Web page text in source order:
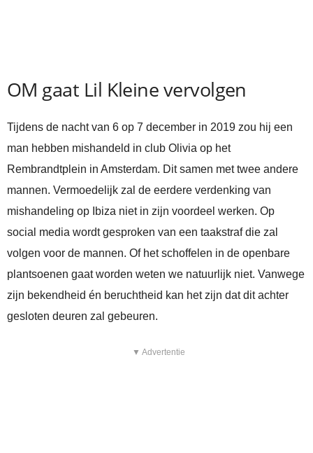
OM gaat Lil Kleine vervolgen
Tijdens de nacht van 6 op 7 december in 2019 zou hij een
man hebben mishandeld in club Olivia op het
Rembrandtplein in Amsterdam. Dit samen met twee andere
mannen. Vermoedelijk zal de eerdere verdenking van
mishandeling op Ibiza niet in zijn voordeel werken. Op
social media wordt gesproken van een taakstraf die zal
volgen voor de mannen. Of het schoffelen in de openbare
plantsoenen gaat worden weten we natuurlijk niet. Vanwege
zijn bekendheid én beruchtheid kan het zijn dat dit achter
gesloten deuren zal gebeuren.
▼ Advertentie